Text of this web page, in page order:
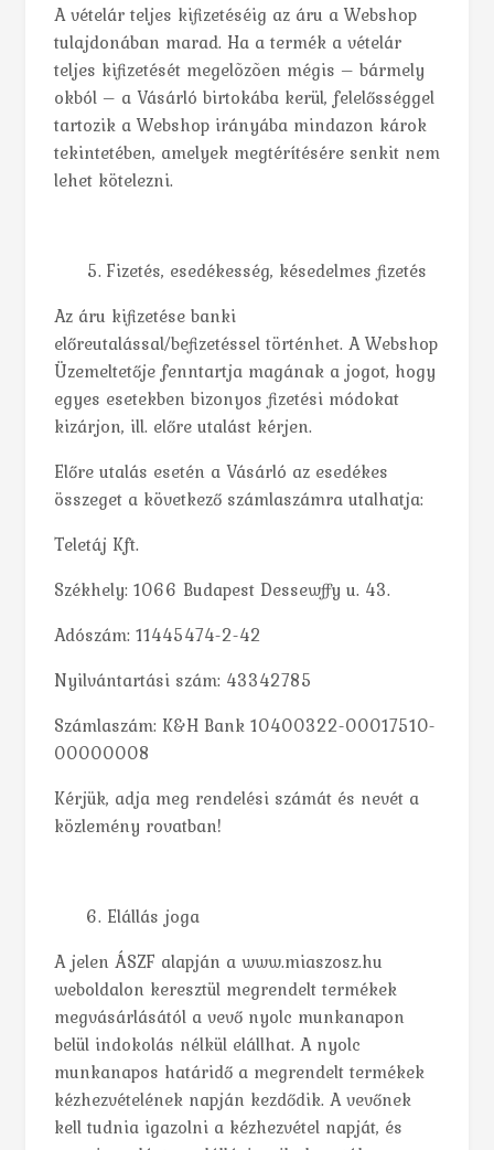
A vételár teljes kifizetéséig az áru a Webshop
tulajdonában marad. Ha a termék a vételár
teljes kifizetését megelõzõen mégis – bármely
okból – a Vásárló birtokába kerül, felelősséggel
tartozik a Webshop irányába mindazon károk
tekintetében, amelyek megtérítésére senkit nem
lehet kötelezni.
Fizetés, esedékesség, késedelmes fizetés
Az áru kifizetése banki
előreutalással/befizetéssel történhet. A Webshop
Üzemeltetője fenntartja magának a jogot, hogy
egyes esetekben bizonyos fizetési módokat
kizárjon, ill. előre utalást kérjen.
Előre utalás esetén a Vásárló az esedékes
összeget a következő számlaszámra utalhatja:
Teletáj Kft.
Székhely: 1066 Budapest Dessewffy u. 43.
Adószám: 11445474-2-42
Nyilvántartási szám: 43342785
Számlaszám: K&H Bank 10400322-00017510-
00000008
Kérjük, adja meg rendelési számát és nevét a
közlemény rovatban!
Elállás joga
A jelen ÁSZF alapján a www.miaszosz.hu
weboldalon keresztül megrendelt termékek
megvásárlásától a vevő nyolc munkanapon
belül indokolás nélkül elállhat. A nyolc
munkanapos határidő a megrendelt termékek
kézhezvételének napján kezdődik. A vevőnek
kell tudnia igazolni a kézhezvétel napját, és